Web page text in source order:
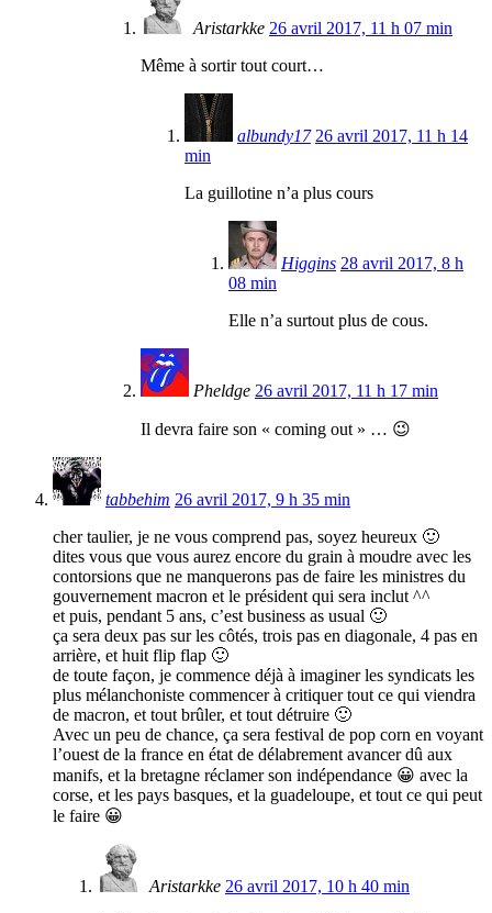
Aristarkke 26 avril 2017, 11 h 07 min
Même à sortir tout court…
albundy17 26 avril 2017, 11 h 14
min
La guillotine n’a plus cours
Higgins 28 avril 2017, 8 h
08 min
Elle n’a surtout plus de cous.
Pheldge 26 avril 2017, 11 h 17 min
Il devra faire son « coming out » … 😉
tabbehim 26 avril 2017, 9 h 35 min
cher taulier, je ne vous comprend pas, soyez heureux 🙂
dites vous que vous aurez encore du grain à moudre avec les
contorsions que ne manquerons pas de faire les ministres du
gouvernement macron et le président qui sera inclut ^^
et puis, pendant 5 ans, c’est business as usual 🙂
ça sera deux pas sur les côtés, trois pas en diagonale, 4 pas en
arrière, et huit flip flap 🙂
de toute façon, je commence déjà à imaginer les syndicats les
plus mélanchoniste commencer à critiquer tout ce qui viendra
de macron, et tout brûler, et tout détruire 🙂
Avec un peu de chance, ça sera festival de pop corn en voyant
l’ouest de la france en état de délabrement avancer dû aux
manifs, et la bretagne réclamer son indépendance 😀 avec la
corse, et les pays basques, et la guadeloupe, et tout ce qui peut
le faire 😀
Aristarkke 26 avril 2017, 10 h 40 min